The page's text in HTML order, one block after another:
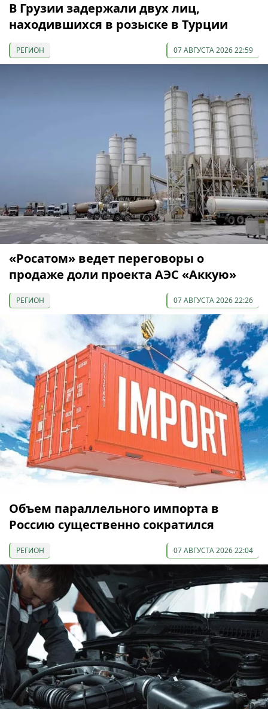
В Грузии задержали двух лиц,
находившихся в розыске в Турции
РЕГИОН 07 АВГУСТА 2026 22:59
«Росатом» ведет переговоры о
продаже доли проекта АЭС «Аккую»
РЕГИОН 07 АВГУСТА 2026 22:26
Объем параллельного импорта в
Россию существенно сократился
РЕГИОН 07 АВГУСТА 2026 22:04